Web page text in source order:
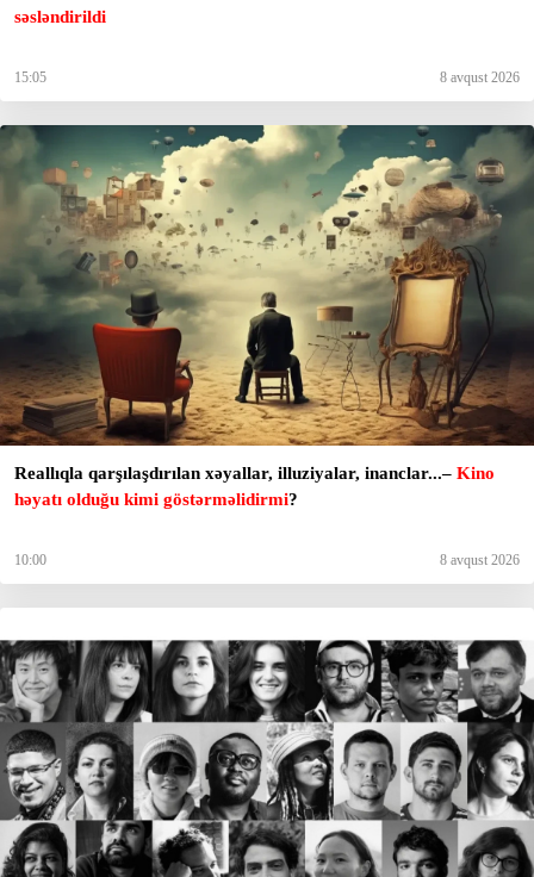
səsləndirildi
15:05 8 avqust 2026
Reallıqla qarşılaşdırılan xəyallar, illuziyalar, inanclar...– Kino
həyatı olduğu kimi göstərməlidirmi?
10:00 8 avqust 2026